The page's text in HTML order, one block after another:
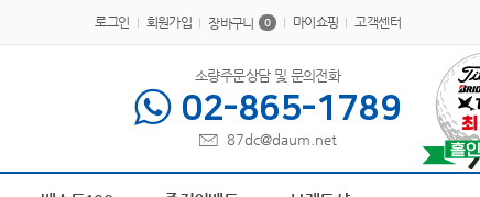
로그인 회원가입 장바구니 0 마이쇼핑 고객센터
AP-100616 9 장바구니 AP-1004901
소량주문상담 및 문의전화
02-865-1789
87dc@daum.net